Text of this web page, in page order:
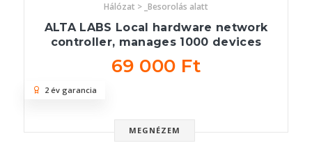
Hálózat > _Besorolás alatt
ALTA LABS Local hardware network
controller, manages 1000 devices
69 000 Ft
MEGNÉZEM
2 év garancia